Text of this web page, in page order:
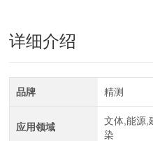
详细介绍
品牌 精测
应用领域
文体,能源,
染